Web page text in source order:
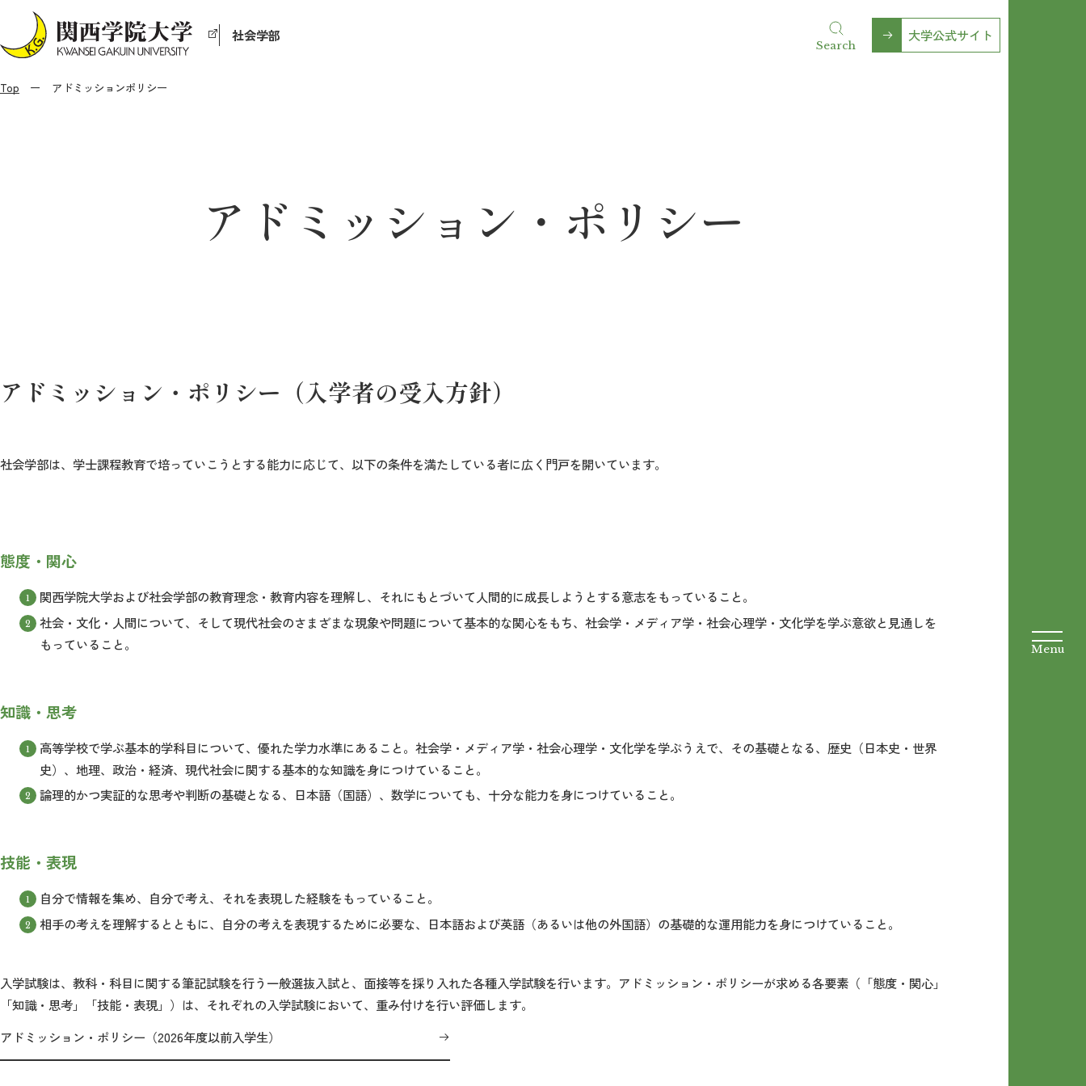
社会学部
Search
大学公式サイト
Top アドミッションポリシー
アドミッション・ポリシー
アドミッション・ポリシー（入学者の受入方針）
社会学部は、学士課程教育で培っていこうとする能力に応じて、以下の条件を満たしている者に広く門戸を開いています。
態度・関心
関西学院大学および社会学部の教育理念・教育内容を理解し、それにもとづいて人間的に成長しようとする意志をもっていること。
社会・文化・人間について、そして現代社会のさまざまな現象や問題について基本的な関心をもち、社会学・メディア学・社会心理学・文化学を学ぶ意欲と見通しを
もっていること。
知識・思考
高等学校で学ぶ基本的学科目について、優れた学力水準にあること。社会学・メディア学・社会心理学・文化学を学ぶうえで、その基礎となる、歴史（日本史・世界
史）、地理、政治・経済、現代社会に関する基本的な知識を身につけていること。
論理的かつ実証的な思考や判断の基礎となる、日本語（国語）、数学についても、十分な能力を身につけていること。
技能・表現
自分で情報を集め、自分で考え、それを表現した経験をもっていること。
相手の考えを理解するとともに、自分の考えを表現するために必要な、日本語および英語（あるいは他の外国語）の基礎的な運用能力を身につけていること。
入学試験は、教科・科目に関する筆記試験を行う一般選抜入試と、面接等を採り入れた各種入学試験を行います。アドミッション・ポリシーが求める各要素（「態度・関心」
「知識・思考」「技能・表現」）は、それぞれの入学試験において、重み付けを行い評価します。
アドミッション・ポリシー（2026年度以前入学生）